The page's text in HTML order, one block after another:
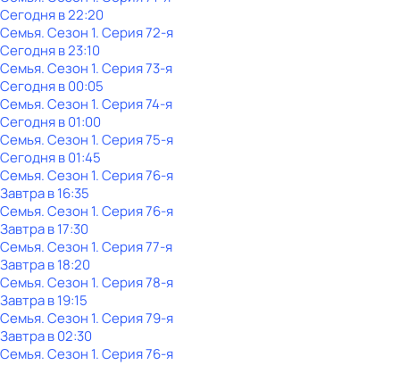
Сегодня в 22:20
Семья. Сезон 1. Серия 72-я
Сегодня в 23:10
Семья. Сезон 1. Серия 73-я
Сегодня в 00:05
Семья. Сезон 1. Серия 74-я
Сегодня в 01:00
Семья. Сезон 1. Серия 75-я
Сегодня в 01:45
Семья. Сезон 1. Серия 76-я
Завтра в 16:35
Семья. Сезон 1. Серия 76-я
Завтра в 17:30
Семья. Сезон 1. Серия 77-я
Завтра в 18:20
Семья. Сезон 1. Серия 78-я
Завтра в 19:15
Семья. Сезон 1. Серия 79-я
Завтра в 02:30
Семья. Сезон 1. Серия 76-я